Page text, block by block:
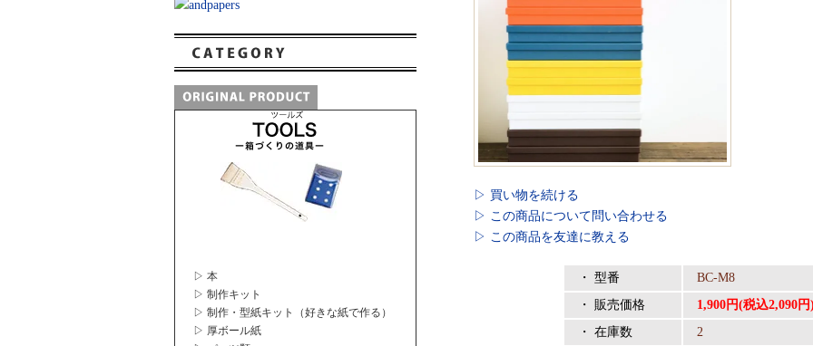
▷ 本
▷ 制作キット
▷ 制作・型紙キット（好きな紙で作る）
▷ 厚ボール紙
▷ 買い物を続ける
▷ この商品について問い合わせる
▷ この商品を友達に教える
・ 型番
BC-M8
・ 販売価格
1,900円(税込2,090円
・ 在庫数
2